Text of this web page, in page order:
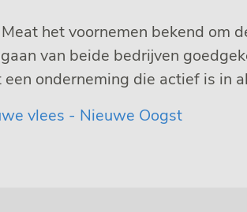
het voornemen bekend om
van beide bedrijven
onderneming die actief is in
vlees - Nieuwe Oogst